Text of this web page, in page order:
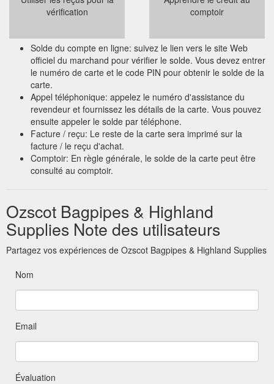
vérification
comptoir
Solde du compte en ligne: suivez le lien vers le site Web
officiel du marchand pour vérifier le solde. Vous devez entrer
le numéro de carte et le code PIN pour obtenir le solde de la
carte.
Appel téléphonique: appelez le numéro d'assistance du
revendeur et fournissez les détails de la carte. Vous pouvez
ensuite appeler le solde par téléphone.
Facture / reçu: Le reste de la carte sera imprimé sur la
facture / le reçu d'achat.
Comptoir: En règle générale, le solde de la carte peut être
consulté au comptoir.
Ozscot Bagpipes & Highland
Supplies Note des utilisateurs
Partagez vos expériences de Ozscot Bagpipes & Highland Supplies
Nom
Email
Évaluation